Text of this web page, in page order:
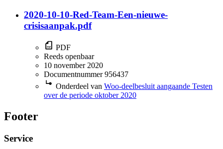
2020-10-10-Red-Team-Een-nieuwe-
crisisaanpak.pdf
PDF
Reeds openbaar
10 november 2020
Documentnummer 956437
Onderdeel van Woo-deelbesluit aangaande Testen
over de periode oktober 2020
Footer
Service